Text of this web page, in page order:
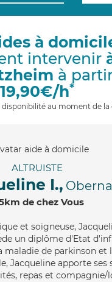
à
intervenir
à
19,90€/h*
disponibilité au moment de
ALTRUISTE
I.,
de chez Vous
et soigneuse,
un diplôme d'Etat
maladie de parkinson et
Jacqueline apporte ses
repas et compagnie/